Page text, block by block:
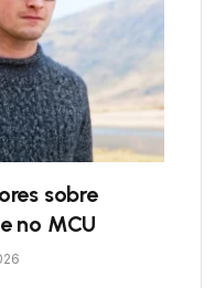
sobre
no MCU